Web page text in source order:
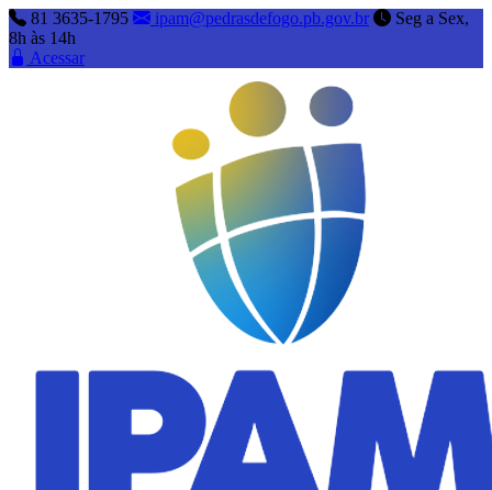
81 3635-1795 ipam@pedrasdefogo.pb.gov.br
Seg a Sex,
8h às 14h
Acessar